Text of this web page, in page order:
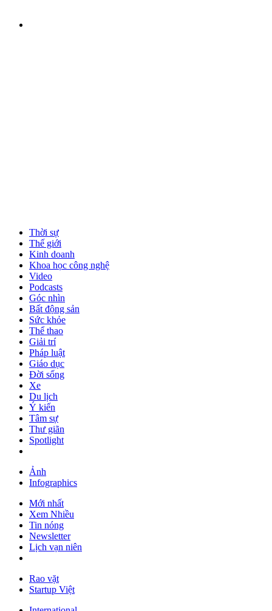
Thời sự
Thế giới
Kinh doanh
Khoa học công nghệ
Video
Podcasts
Góc nhìn
Bất động sản
Sức khỏe
Thể thao
Giải trí
Pháp luật
Giáo dục
Đời sống
Xe
Du lịch
Ý kiến
Tâm sự
Thư giãn
Spotlight
Ảnh
Infographics
Mới nhất
Xem Nhiều
Tin nóng
Newsletter
Lịch vạn niên
Rao vặt
Startup Việt